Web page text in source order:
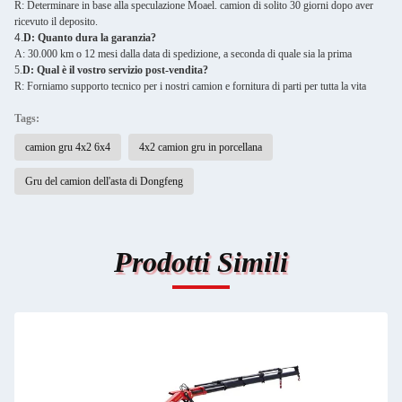
R: Determinare in base alla speculazione Moael. camion di solito 30 giorni dopo aver
ricevuto il deposito.
4.D: Quanto dura la garanzia?
A: 30.000 km o 12 mesi dalla data di spedizione, a seconda di quale sia la prima
5.D: Qual è il vostro servizio post-vendita?
R: Forniamo supporto tecnico per i nostri camion e fornitura di parti per tutta la vita
Tags:
camion gru 4x2 6x4 4x2 camion gru in porcellana
Gru del camion dell'asta di Dongfeng
Prodotti Simili